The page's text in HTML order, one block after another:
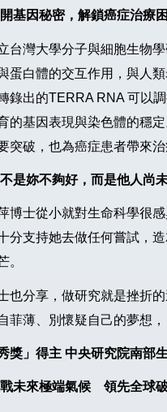
基因秘密，解鎖癌症治療
台灣大學分子與細胞生物
蛋白體的交互作用，與人
錄出的TERRA RNA 可以
的基因表現與染色體的穩
突破，也為癌症患者帶來
不是妳不夠好，而是他人尚
博士從小就對生命科學很
分支持她去做任何嘗試，
。
也分享，做研究就是挫折
菲薄、別懷疑自己的夢想
秀獎」得主 中央研究院南部
未來極端氣候 領先全球